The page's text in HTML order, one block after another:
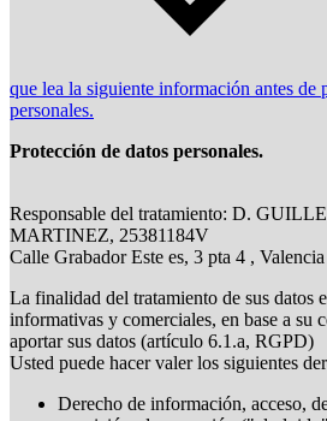
que lea la siguiente información antes de
personales.
Protección de datos personales.
Responsable del tratamiento: D.
MARTINEZ, 25381184V
Calle Grabador Este es, 3 pta 4 , Valencia
La finalidad del tratamiento de sus datos
informativas y comerciales, en base a su
aportar sus datos (artículo 6.1.a, RGPD)
Usted puede hacer valer los siguientes
Derecho de información, acceso,